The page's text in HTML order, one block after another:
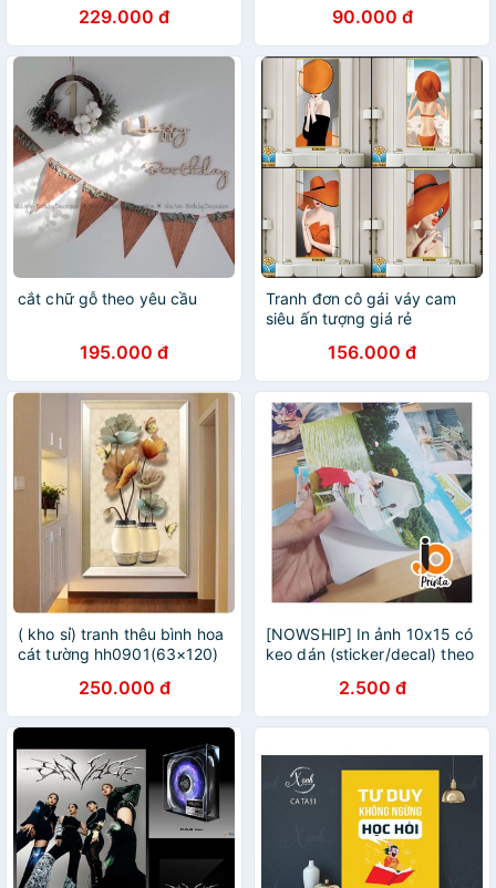
229.000 đ
trang trí phòng bé phòng
ngủ spa 149
90.000 đ
cắt chữ gỗ theo yêu cầu
195.000 đ
Tranh đơn cô gái váy cam
siêu ấn tượng giá rẻ
156.000 đ
( kho sỉ) tranh thêu bình hoa
cát tường hh0901(63×120)
250.000 đ
[NOWSHIP] In ảnh 10x15 có
keo dán (sticker/decal) theo
2.500 đ